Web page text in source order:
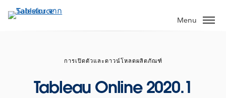
ไป
Menu
การเปิดตัวและดาวน์โหลดผลิตภัณฑ์
Tableau Online 2020.1